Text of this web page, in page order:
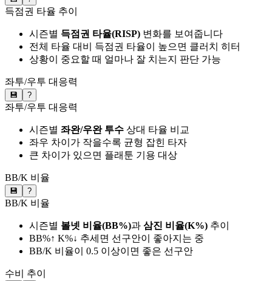
득점권 타율 추이
시즌별 득점권 타율(RISP) 변화를 보여줍니다
전체 타율 대비 득점권 타율이 높으면 클러치 히터
상황이 중요할 때 얼마나 잘 치는지 판단 가능
좌투/우투 대응력
💾 ?
좌투/우투 대응력
시즌별 좌완/우완 투수 상대 타율 비교
좌우 차이가 작을수록 균형 잡힌 타자
큰 차이가 있으면 플래툰 기용 대상
BB/K 비율
💾 ?
BB/K 비율
시즌별 볼넷 비율(BB%)과 삼진 비율(K%) 추이
BB%↑ K%↓ 추세면 선구안이 좋아지는 중
BB/K 비율이 0.5 이상이면 좋은 선구안
수비 추이